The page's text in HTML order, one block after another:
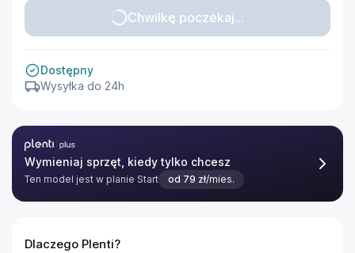
Chwilkę poczekaj...
Dostępny
Wysyłka do 24h
Plenti Plus
Wymieniaj sprzęt, kiedy tylko chcesz
Ten model jest w planie Start od 79 zł/mies.
Dlaczego Plenti?